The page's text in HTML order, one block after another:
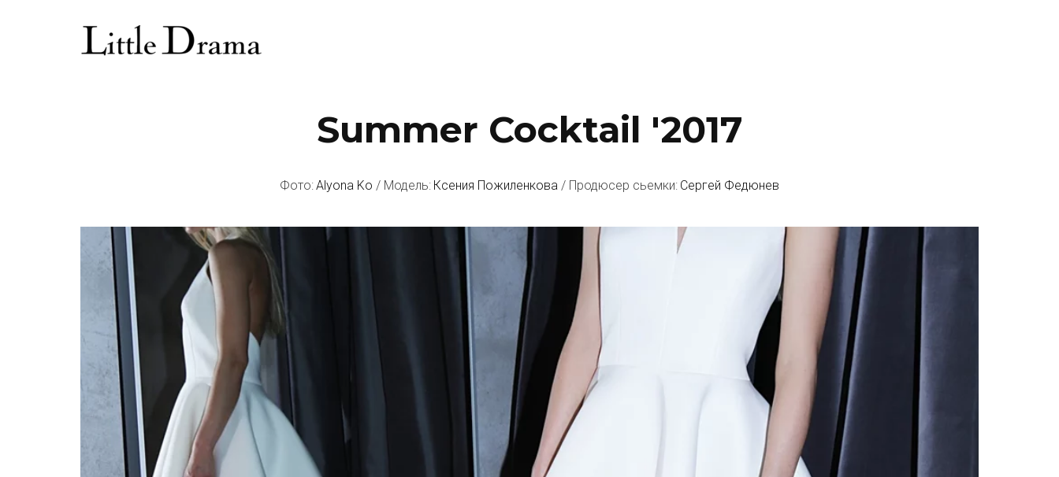
Summer Cocktail '2017
Фото: Alyona Ko / Модель: Ксения Пожиленкова / Продюсер сьемки: Сергей Федюнев